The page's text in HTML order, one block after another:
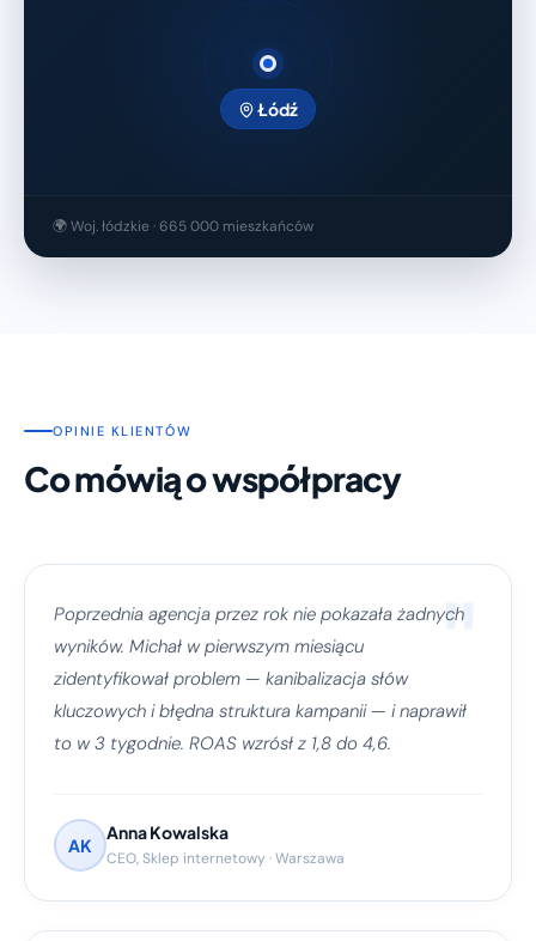
Łódź
🌍 Woj. łódzkie · 665 000 mieszkańców
OPINIE KLIENTÓW
Co mówią o współpracy
"
Poprzednia agencja przez rok nie pokazała żadnych
wyników. Michał w pierwszym miesiącu
zidentyfikował problem — kanibalizacja słów
kluczowych i błędna struktura kampanii — i naprawił
to w 3 tygodnie. ROAS wzrósł z 1,8 do 4,6.
AK
Anna Kowalska
CEO, Sklep internetowy · Warszawa